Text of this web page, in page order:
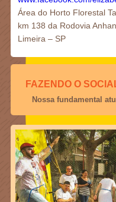
Área do Horto Florestal
km 138 da Rodovia
Limeira – SP
FAZENDO O
Nossa fundamental